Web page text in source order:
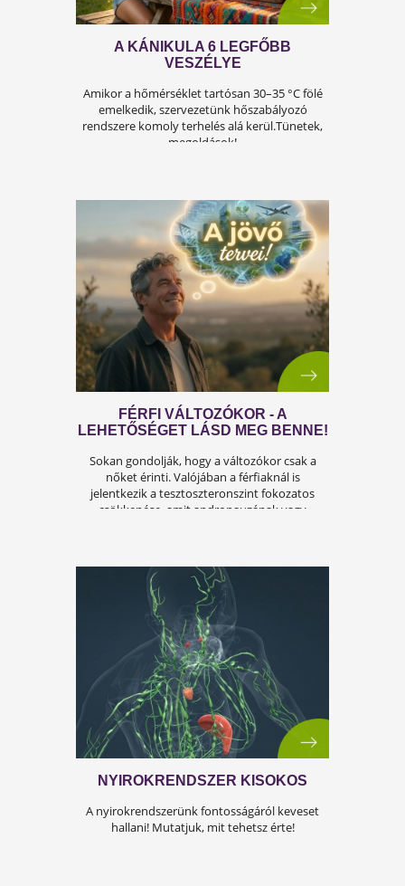
A FÉRFIASSÁG PROBLÉMÁJA:
OKAI, TÜNETEI ÉS LEHETSÉGES
MEGOLDÁSAI
az életben. Nem csupán a testi egészséget,
hanem az önbecsülést is befolyásolja.
ÍGY KERÜLD EL AZ
ISKOLAKEZDÉSI ŐRÜLETET!
Az iskolakezdés sok családban nem
örömteli új kezdet, hanem egy stresszes
átállás. Ugyanakkor lehet jól csinálni!
Olvass tovább a tippekért!